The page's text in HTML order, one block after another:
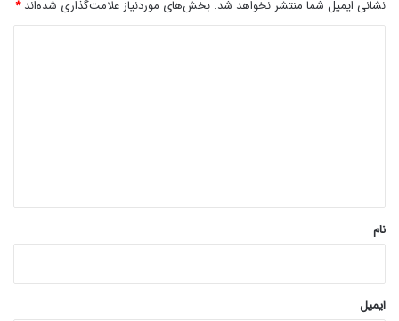
نشانی ایمیل شما منتشر نخواهد شد. بخش‌های موردنیاز علامت‌گذاری شده‌اند*
نام
ایمیل